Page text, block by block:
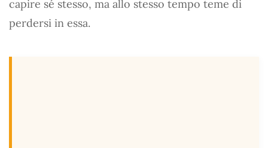
capire sé stesso, ma allo stesso tempo teme di
perdersi in essa.